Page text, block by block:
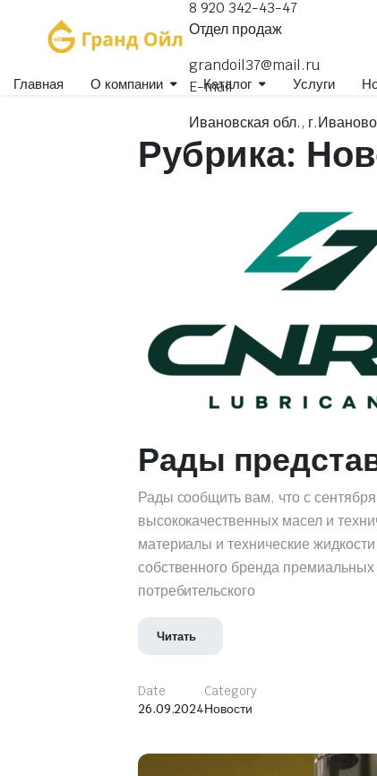
8 920 342-43-47
Отдел продаж
grandoil37@mail.ru
E-mail
Ивановская обл.,
Главная О компании Каталог
Гидравлические масла
Масла специального назначения
Редукторные масла
Синтетические масла
Трансмиссионные масла
Циркуляционные масла
Услуги
Рубрика:
Рады
Рады сообщить вам, что с
высококачественных масел и
материалы и технические
собственного бренда
потребительского
Читать
Date
26.09.2024
Category
Новости